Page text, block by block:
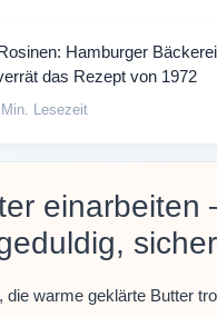
Hamburger Bäckerei
das Rezept von 1972
Min. Lesezeit
sicher
die warme geklärte Butter